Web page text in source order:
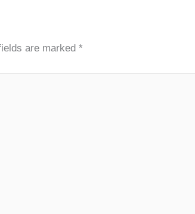
are marked*